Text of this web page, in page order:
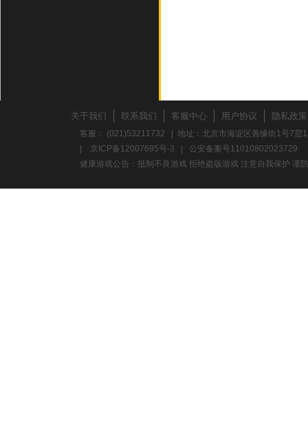
关于我们 联系我们 客服中心 用户协议 隐私政策
客服： (021)53211732 | 地址：北京市海淀区善缘街1号7
京ICP备12007695号-3
公安备案号11010802023729
健康游戏公告：抵制不良游戏 拒绝盗版游戏 注意自我保护 谨